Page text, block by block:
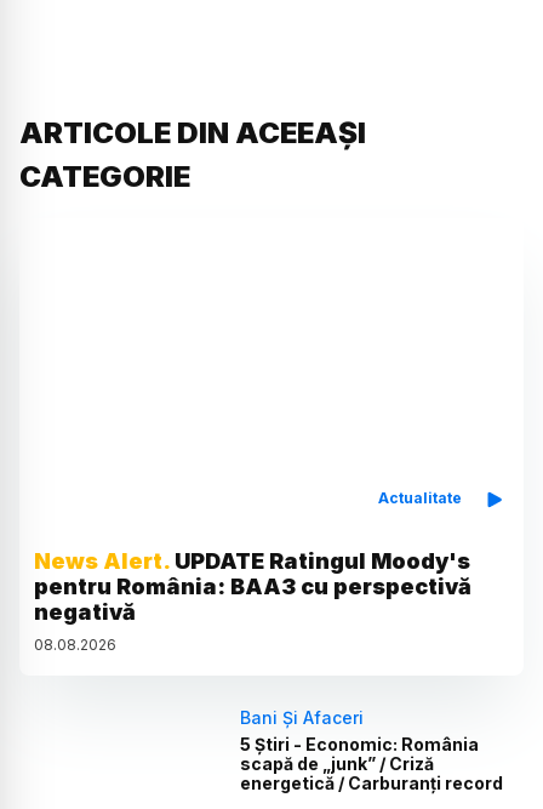
ARTICOLE DIN ACEEAȘI
CATEGORIE
Actualitate
News Alert. UPDATE Ratingul Moody's
pentru România: BAA3 cu perspectivă
negativă
08.08.2026
Bani Și Afaceri
5 Știri - Economic: România
scapă de „junk” / Criză
energetică / Carburanți record